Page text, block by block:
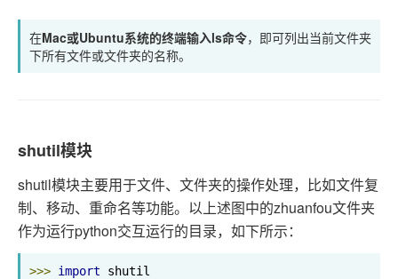
在Mac或Ubuntu系统的终端输入ls命令，即可列出当前文件夹
下所有文件或文件夹的名称。
shutil模块
shutil模块主要用于文件、文件夹的操作处理，比如文件复
制、移动、重命名等功能。以上述图中的zhuanfou文件夹
作为运行python交互运行的目录，如下所示：
>>> import